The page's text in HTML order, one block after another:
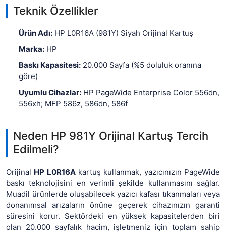
Teknik Özellikler
Ürün Adı: HP L0R16A (981Y) Siyah Orijinal Kartuş
Marka: HP
Baskı Kapasitesi: 20.000 Sayfa (%5 doluluk oranına
göre)
Uyumlu Cihazlar: HP PageWide Enterprise Color 556dn,
556xh; MFP 586z, 586dn, 586f
Neden HP 981Y Orijinal Kartuş Tercih
Edilmeli?
Orijinal HP L0R16Akartuş kullanmak, yazıcınızın PageWide
baskı teknolojisini en verimli şekilde kullanmasını sağlar.
Muadil ürünlerde oluşabilecek yazıcı kafası tıkanmaları veya
donanımsal arızaların önüne geçerek cihazınızın garanti
süresini korur. Sektördeki en yüksek kapasitelerden biri
olan 20.000 sayfalık hacim, işletmeniz için toplam sahip